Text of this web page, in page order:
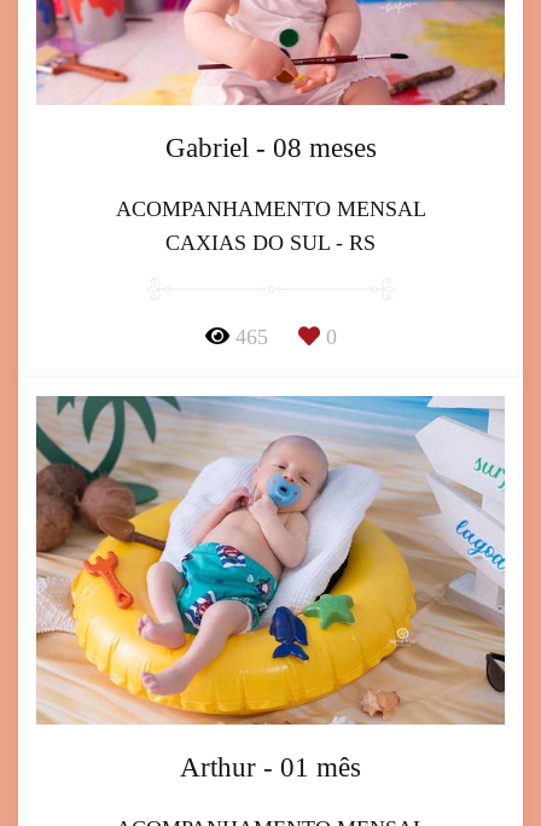
Gabriel - 08 meses
ACOMPANHAMENTO MENSAL
CAXIAS DO SUL - RS
465 0
Arthur - 01 mês